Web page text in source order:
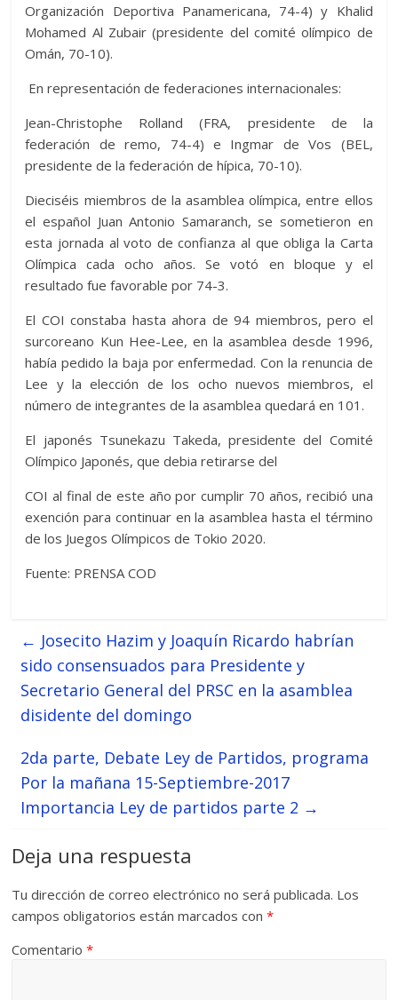
Organización Deportiva Panamericana, 74-4) y Khalid
Mohamed Al Zubair (presidente del comité olímpico de
Omán, 70-10).
En representación de federaciones internacionales:
Jean-Christophe Rolland (FRA, presidente de la
federación de remo, 74-4) e Ingmar de Vos (BEL,
presidente de la federación de hípica, 70-10).
Dieciséis miembros de la asamblea olímpica, entre ellos
el español Juan Antonio Samaranch, se sometieron en
esta jornada al voto de confianza al que obliga la Carta
Olímpica cada ocho años. Se votó en bloque y el
resultado fue favorable por 74-3.
El COI constaba hasta ahora de 94 miembros, pero el
surcoreano Kun Hee-Lee, en la asamblea desde 1996,
había pedido la baja por enfermedad. Con la renuncia de
Lee y la elección de los ocho nuevos miembros, el
número de integrantes de la asamblea quedará en 101.
El japonés Tsunekazu Takeda, presidente del Comité
Olímpico Japonés, que debia retirarse del
COI al final de este año por cumplir 70 años, recibió una
exención para continuar en la asamblea hasta el término
de los Juegos Olímpicos de Tokio 2020.
Fuente: PRENSA COD
← Josecito Hazim y Joaquín Ricardo habrían
sido consensuados para Presidente y
Secretario General del PRSC en la asamblea
disidente del domingo
2da parte, Debate Ley de Partidos, programa
Por la mañana 15-Septiembre-2017
Importancia Ley de partidos parte 2 →
Deja una respuesta
Tu dirección de correo electrónico no será publicada. Los
campos obligatorios están marcados con*
Comentario*